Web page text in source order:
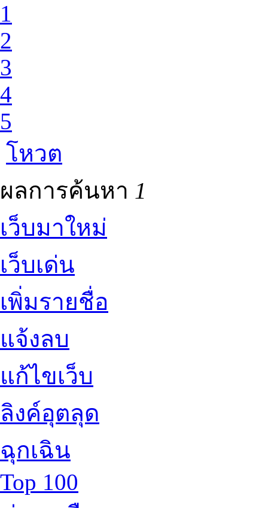
1
2
3
4
5
โหวต
ผลการค้นหา 1
เว็บมาใหม่
เว็บเด่น
เพิ่มรายชื่อ
แจ้งลบ
แก้ไขเว็บ
ลิงค์อุตลุด
ฉุกเฉิน
Top 100